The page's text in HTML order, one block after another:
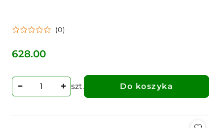
(0)
Cena:
628.00
szt. Do koszyka